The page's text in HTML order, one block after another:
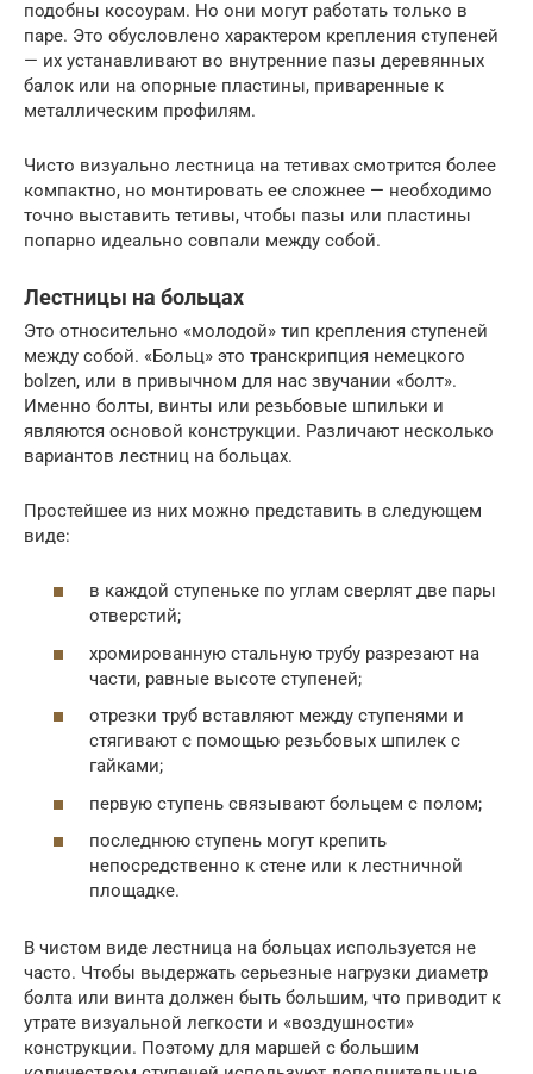
подобны косоурам. Но они могут работать только в
паре. Это обусловлено характером крепления ступеней
— их устанавливают во внутренние пазы деревянных
балок или на опорные пластины, приваренные к
металлическим профилям.
Чисто визуально лестница на тетивах смотрится более
компактно, но монтировать ее сложнее — необходимо
точно выставить тетивы, чтобы пазы или пластины
попарно идеально совпали между собой.
Лестницы на больцах
Это относительно «молодой» тип крепления ступеней
между собой. «Больц» это транскрипция немецкого
bolzen, или в привычном для нас звучании «болт».
Именно болты, винты или резьбовые шпильки и
являются основой конструкции. Различают несколько
вариантов лестниц на больцах.
Простейшее из них можно представить в следующем
виде:
в каждой ступеньке по углам сверлят две пары
отверстий;
хромированную стальную трубу разрезают на
части, равные высоте ступеней;
отрезки труб вставляют между ступенями и
стягивают с помощью резьбовых шпилек с
гайками;
первую ступень связывают больцем с полом;
последнюю ступень могут крепить
непосредственно к стене или к лестничной
площадке.
В чистом виде лестница на больцах используется не
часто. Чтобы выдержать серьезные нагрузки диаметр
болта или винта должен быть большим, что приводит к
утрате визуальной легкости и «воздушности»
конструкции. Поэтому для маршей с большим